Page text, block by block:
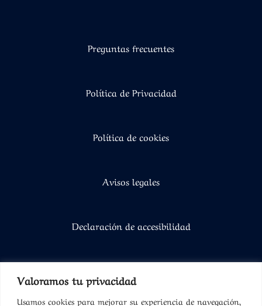
Valoramos tu privacidad
Usamos cookies para mejorar su experiencia de navegación,
Preguntas frecuentes
Política de Privacidad
Política de cookies
Avisos legales
Declaración de accesibilidad
SUSCRÍBETE A NUESTRO BOLETÍN